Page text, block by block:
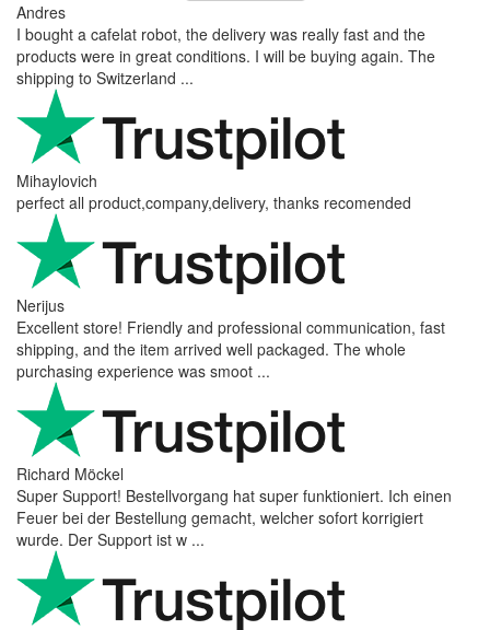
Andres
I bought a cafelat robot, the delivery was really fast and the
products were in great conditions. I will be buying again. The
shipping to Switzerland ...
Mihaylovich
perfect all product,company,delivery, thanks recomended
Nerijus
Excellent store! Friendly and professional communication, fast
shipping, and the item arrived well packaged. The whole
purchasing experience was smoot ...
Richard Möckel
Super Support! Bestellvorgang hat super funktioniert. Ich einen
Feuer bei der Bestellung gemacht, welcher sofort korrigiert
wurde. Der Support ist w ...